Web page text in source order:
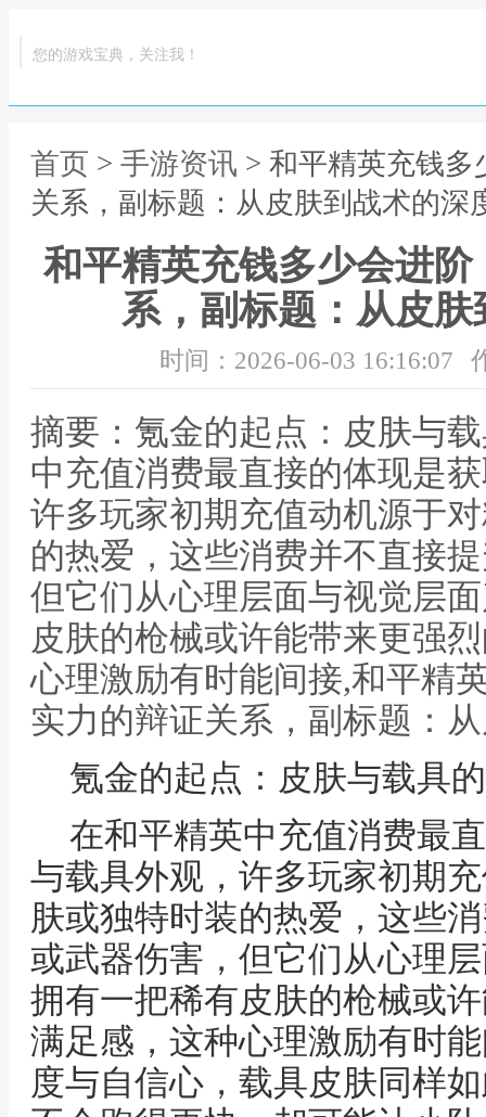
您的游戏宝典，关注我！
首页 > 手游资讯 > 和平精英充钱
关系，副标题：从皮肤到战术的深
和平精英充钱多少会进
系，副标题：从皮
时间：2026-06-03 16:16:07
摘要：氪金的起点：皮肤与
中充值消费最直接的体现是
许多玩家初期充值动机源于
的热爱，这些消费并不直接
但它们从心理层面与视觉层
皮肤的枪械或许能带来更强
心理激励有时能间接,和平精
实力的辩证关系，副标题：
氪金的起点：皮肤与载具
在和平精英中充值消费最
与载具外观，许多玩家初期
肤或独特时装的热爱，这些
或武器伤害，但它们从心理
拥有一把稀有皮肤的枪械或
满足感，这种心理激励有时
度与自信心，载具皮肤同样